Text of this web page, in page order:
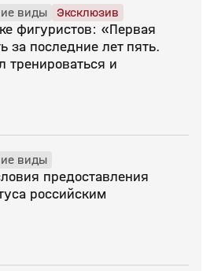
виды Эксклюзив
фигуристов: «Первая
за последние лет пять.
тренироваться и
виды
предоставления
российским